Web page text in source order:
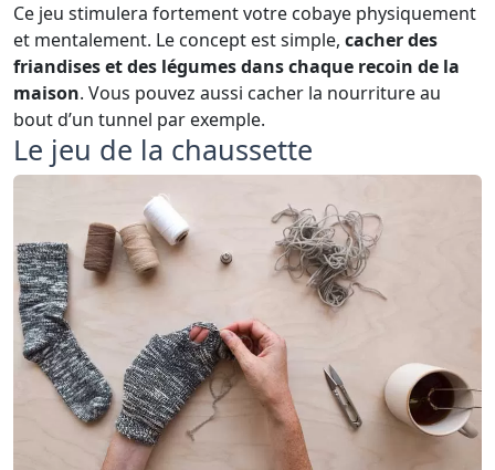
Ce jeu stimulera fortement votre cobaye physiquement
et mentalement. Le concept est simple, cacher des
friandises et des légumes dans chaque recoin de la
maison. Vous pouvez aussi cacher la nourriture au
bout d’un tunnel par exemple.
Le jeu de la chaussette